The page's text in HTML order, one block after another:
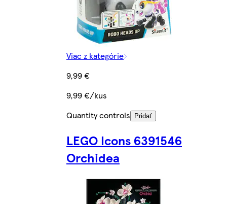
Viac z kategórie
9,99 €
9,99 €/kus
Quantity controls
Pridať
LEGO Icons 6391546
Orchidea